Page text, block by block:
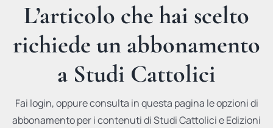
Promozioni
Newsletter
EDITORIALI
IN QUESTO NUMERO
L’articolo che hai scelto
richiede un abbonamento
a Studi Cattolici
Fai login, oppure consulta in questa pagina le opzioni di
abbonamento per i contenuti di Studi Cattolici e Edizioni